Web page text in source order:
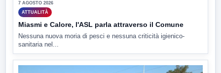
7 AGOSTO 2026
ATTUALITÀ
Miasmi e Calore, l'ASL parla attraverso il Comune
Nessuna nuova moria di pesci e nessuna criticità igienico-
sanitaria nel...